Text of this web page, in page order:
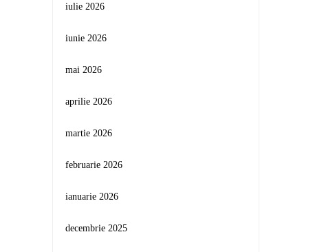
iulie 2026
iunie 2026
mai 2026
aprilie 2026
martie 2026
februarie 2026
ianuarie 2026
decembrie 2025